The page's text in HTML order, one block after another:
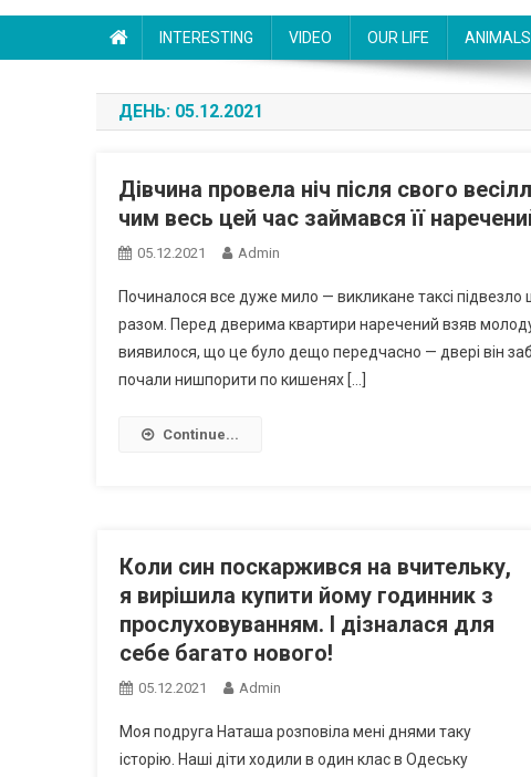
INTERESTING VIDEO OUR LIFE ANIMALS
ДЕНЬ: 05.12.2021
Дівчина провела ніч після свого
чим весь цей час займався її
05.12.2021 Admin
Починалося все дуже мило — викликане таксі
разом. Перед дверима квартири наречений взяв
виявилося, що це було дещо передчасно — двері він
почали нишпорити по кишенях […]
Continue...
Коли син поскаржився на вчительку,
я вирішила купити йому годинник з
прослуховуванням. І дізналася для
себе багато нового!
05.12.2021 Admin
Моя подруга Наташа розповіла мені днями таку
історію. Наші діти ходили в один клас в Одеську